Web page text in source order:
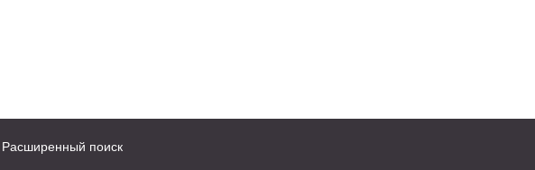
Расширенный поиск